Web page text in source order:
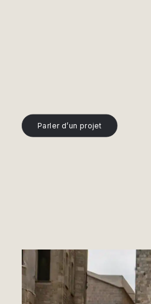
Parler d’un projet